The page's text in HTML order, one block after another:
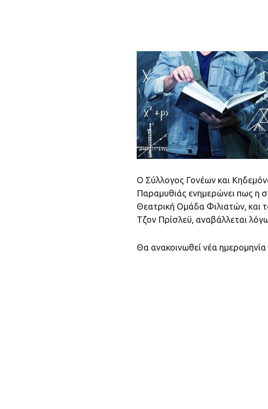
Ο Σύλλογος Γονέων και
Παραμυθιάς ενημερώνει πως η
Θεατρική Ομάδα Φιλιατών, και
Τζον Πρίσλεϋ, αναβάλλεται
Θα ανακοινωθεί νέα ημερομηνία